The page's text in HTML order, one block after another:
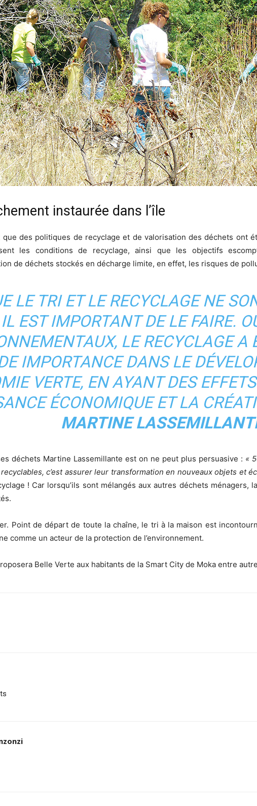
instaurée dans l’île
que des politiques de recyclage et de valorisation des déchets ont
les conditions de recyclage, ainsi que les objectifs
de déchets stockés en décharge limite, en effet, les risques de
LE TRI ET LE RECYCLAGE NE
EST IMPORTANT DE LE FAIRE.
LE RECYCLAGE A
IMPORTANCE DANS LE
VERTE, EN AYANT DES
ÉCONOMIQUE ET LA
MARTINE
déchets Martine Lassemillante est on ne peut plus persuasive : «
c’est assurer leur transformation en nouveaux objets et
! Car lorsqu’ils sont mélangés aux autres déchets ménagers,
Point de départ de toute la chaîne, le tri à la maison est
comme un acteur de la protection de l’environnement.
Belle Verte aux habitants de la Smart City de Moka entre